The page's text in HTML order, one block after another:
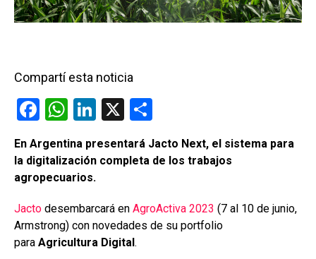
Compartí esta noticia
F
ce
b
o
o
k
W
h
at
s
A
p
p
Li
ke
n
X
o
m
ar
tir
En Argentina presentará Jacto Next, el sistema para
la digitalización completa de los trabajos
agropecuarios.
Jacto desembarcará en AgroActiva 2023 (7 al 10 de junio,
Armstrong) con novedades de su portfolio
para Agricultura Digital.